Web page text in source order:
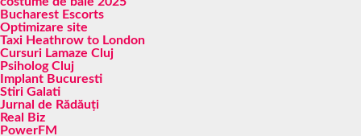
Bucharest Escorts
Optimizare site
Taxi Heathrow to London
Cursuri Lamaze Cluj
Psiholog Cluj
Implant Bucuresti
Stiri Galati
Jurnal de Rădăuți
Real Biz
PowerFM